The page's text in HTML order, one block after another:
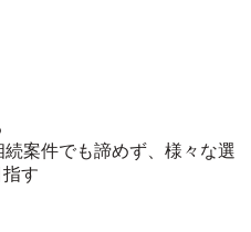
案件でも諦めず、様々な選
す